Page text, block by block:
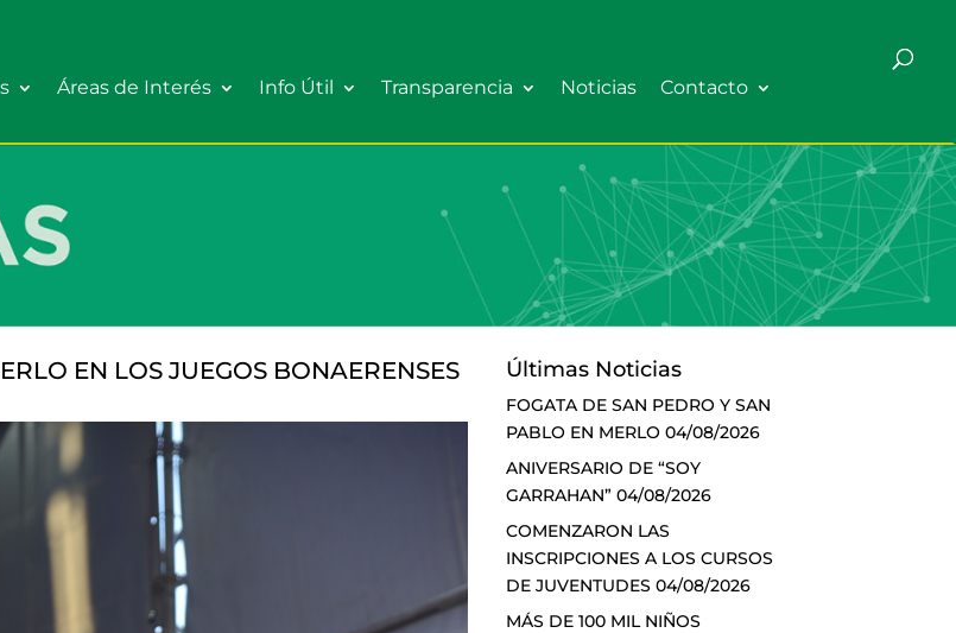
Áreas de Interés Info Útil Transparencia Noticias Contacto
EN LOS JUEGOS BONAERENSES Últimas Noticias
FOGATA DE SAN PEDRO Y SAN
PABLO EN MERLO 04/08/2026
ANIVERSARIO DE “SOY
GARRAHAN” 04/08/2026
COMENZARON LAS
INSCRIPCIONES A LOS CURSOS
DE JUVENTUDES 04/08/2026
MÁS DE 100 MIL NIÑOS